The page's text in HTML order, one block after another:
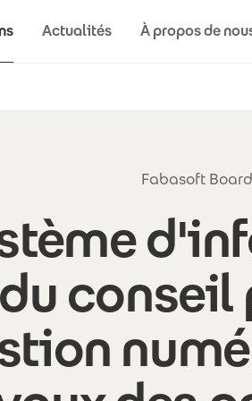
Actualités À propos de
Fabasoft
du conseil